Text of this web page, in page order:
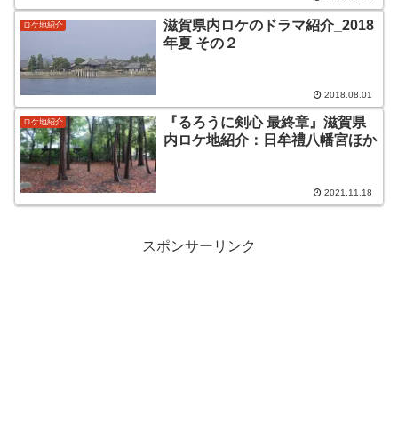
ロケ地紹介
滋賀県内ロケのドラマ紹介_2018
年夏 その２
2018.08.01
ロケ地紹介
『るろうに剣心 最終章』滋賀県
内ロケ地紹介：日牟禮八幡宮ほか
2021.11.18
スポンサーリンク